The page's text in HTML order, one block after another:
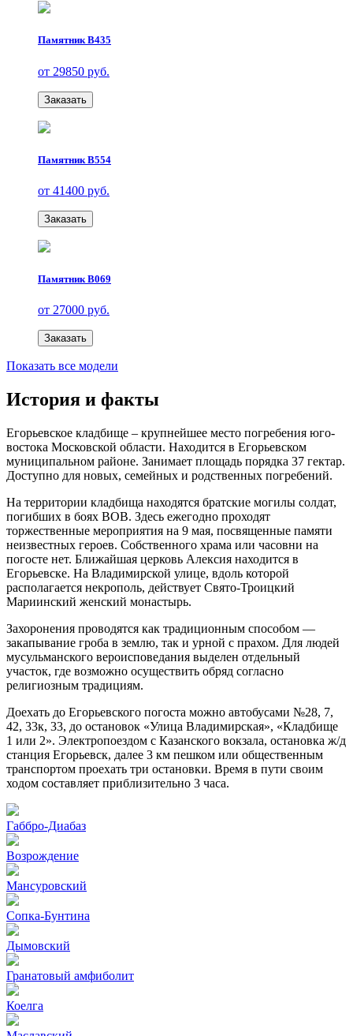
Памятник В435
от 29850 руб.
Заказать
Памятник В554
от 41400 руб.
Заказать
Памятник В069
от 27000 руб.
Заказать
Показать все модели
История и факты
Егорьевское кладбище – крупнейшее место погребения юго-
востока Московской области. Находится в Егорьевском
муниципальном районе. Занимает площадь порядка 37 гектар.
Доступно для новых, семейных и родственных погребений.
На территории кладбища находятся братские могилы солдат,
погибших в боях ВОВ. Здесь ежегодно проходят
торжественные мероприятия на 9 мая, посвященные памяти
неизвестных героев. Собственного храма или часовни на
погосте нет. Ближайшая церковь Алексия находится в
Егорьевске. На Владимирской улице, вдоль которой
располагается некрополь, действует Свято-Троицкий
Мариинский женский монастырь.
Захоронения проводятся как традиционным способом —
закапывание гроба в землю, так и урной с прахом. Для людей
мусульманского вероисповедания выделен отдельный
участок, где возможно осуществить обряд согласно
религиозным традициям.
Доехать до Егорьевского погоста можно автобусами №28, 7,
42, 33к, 33, до остановок «Улица Владимирская», «Кладбище
1 или 2». Электропоездом с Казанского вокзала, остановка ж/д
станция Егорьевск, далее 3 км пешком или общественным
транспортом проехать три остановки. Время в пути своим
ходом составляет приблизительно 3 часа.
Габбро-Диабаз
Возрождение
Мансуровский
Сопка-Бунтина
Дымовский
Гранатовый амфиболит
Коелга